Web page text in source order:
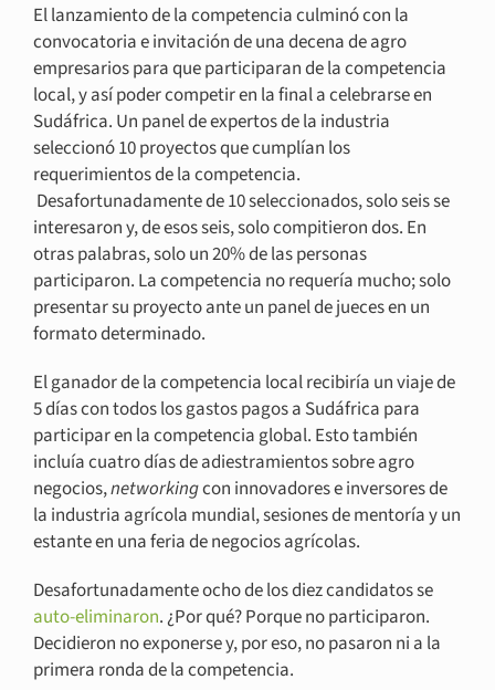
El lanzamiento de la competencia culminó con la
convocatoria e invitación de una decena de agro
empresarios para que participaran de la competencia
local, y así poder competir en la final a celebrarse en
Sudáfrica. Un panel de expertos de la industria
seleccionó 10 proyectos que cumplían los
requerimientos de la competencia.
Desafortunadamente de 10 seleccionados, solo seis se
interesaron y, de esos seis, solo compitieron dos. En
otras palabras, solo un 20% de las personas
participaron. La competencia no requería mucho; solo
presentar su proyecto ante un panel de jueces en un
formato determinado.
El ganador de la competencia local recibiría un viaje de
5 días con todos los gastos pagos a Sudáfrica para
participar en la competencia global. Esto también
incluía cuatro días de adiestramientos sobre agro
negocios,networkingcon innovadores e inversores de
la industria agrícola mundial, sesiones de mentoría y un
estante en una feria de negocios agrícolas.
Desafortunadamente ocho de los diez candidatos se
auto-eliminaron. ¿Por qué? Porque no participaron.
Decidieron no exponerse y, por eso, no pasaron ni a la
primera ronda de la competencia.